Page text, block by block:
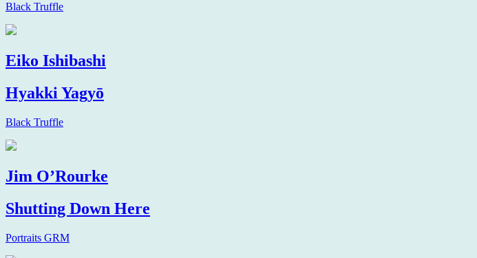
Black Truffle
Eiko Ishibashi
Hyakki Yagyō
Black Truffle
Jim O’Rourke
Shutting Down Here
Portraits GRM